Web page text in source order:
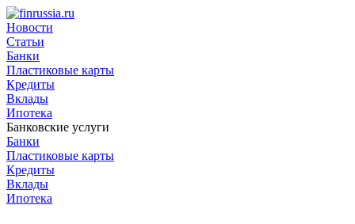
Новости
Статьи
Банки
Пластиковые карты
Кредиты
Вклады
Ипотека
Банковские услуги
Банки
Пластиковые карты
Кредиты
Вклады
Ипотека